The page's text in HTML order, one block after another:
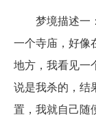
梦境描述一：
一个寺庙，好像
地方，我看见一
说是我杀的，结
置，我就自己随